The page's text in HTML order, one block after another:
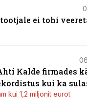
ei tohi
Kalde firmades
kui ka
kui 1,2 miljonit eurot